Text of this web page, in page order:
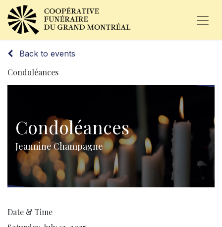
Back to events
Condoléances
Condoléances
Jeannine Champagne
Date & Time